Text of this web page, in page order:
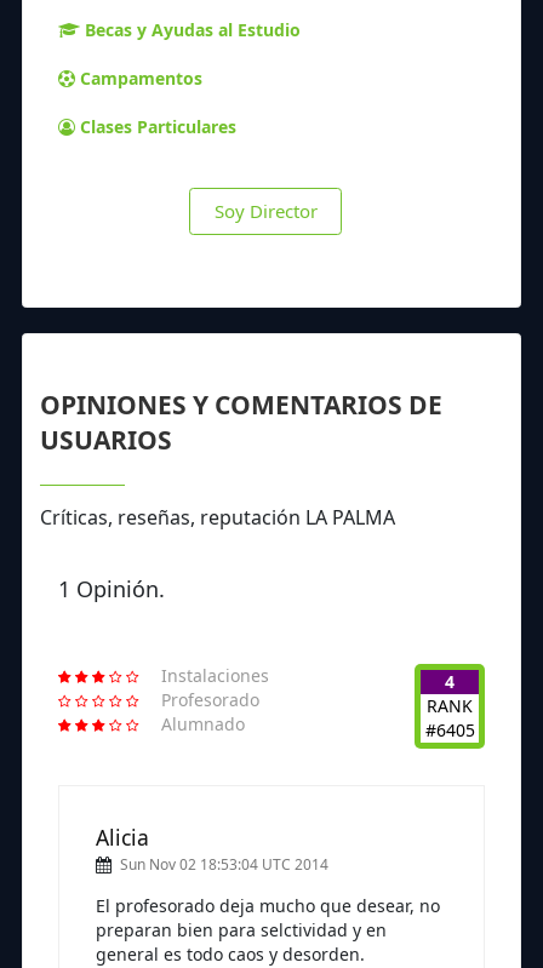
Becas y Ayudas al Estudio
Campamentos
Clases Particulares
Soy Director
OPINIONES Y COMENTARIOS DE
USUARIOS
Críticas, reseñas, reputación LA PALMA
1 Opinión.
Instalaciones
Profesorado
Alumnado
4
RANK
#6405
Alicia
Sun Nov 02 18:53:04 UTC 2014
El profesorado deja mucho que desear, no
preparan bien para selctividad y en
general es todo caos y desorden.